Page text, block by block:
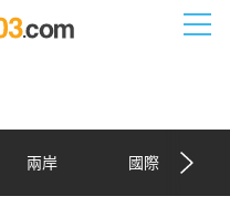
兩岸 國際